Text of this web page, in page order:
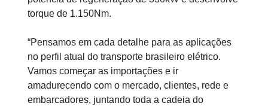
torque de 1.150Nm.
“Pensamos em cada detalhe para as aplicações
no perfil atual do transporte brasileiro elétrico.
Vamos começar as importações e ir
amadurecendo com o mercado, clientes, rede e
embarcadores, juntando toda a cadeia do